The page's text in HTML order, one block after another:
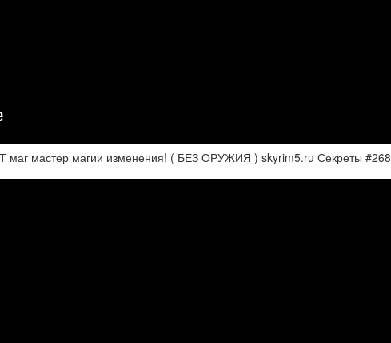
мастер магии изменения! ( БЕЗ ОРУЖИЯ ) skyrim5.ru Секреты #268